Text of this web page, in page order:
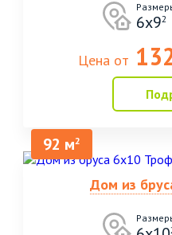
6х92
Цена от
92 м2
Дом из